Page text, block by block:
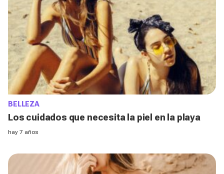
BELLEZA
Los cuidados que necesita la piel en la playa
hay 7 años